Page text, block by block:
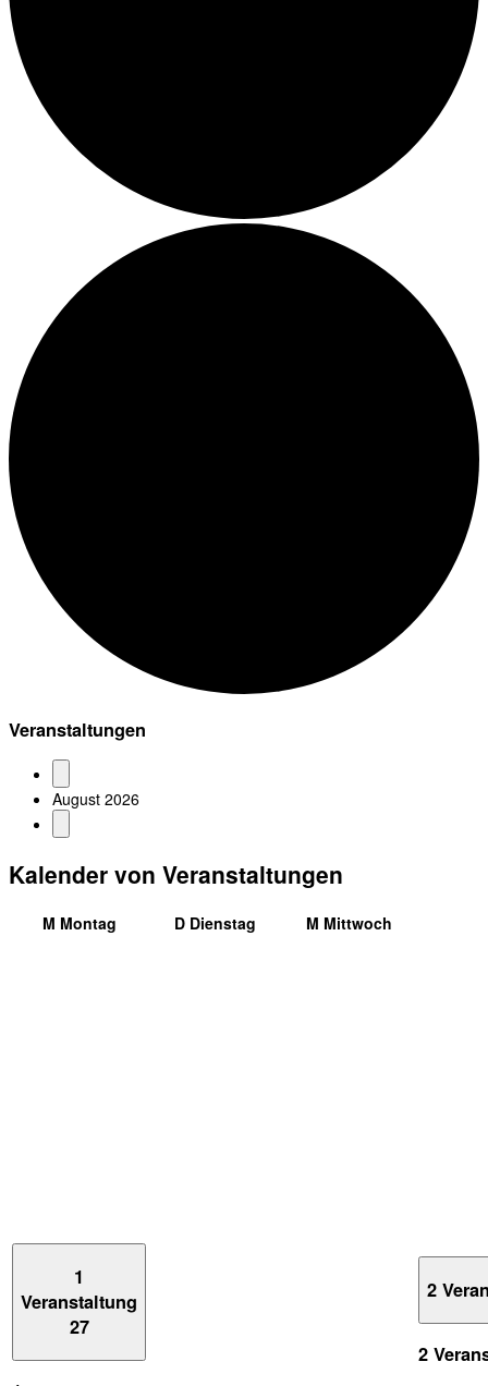
Veranstaltungen
August 2026
Kalender von Veranstaltungen
M Montag D Dienstag M Mittwoch
1
Veranstaltung
27
2
2